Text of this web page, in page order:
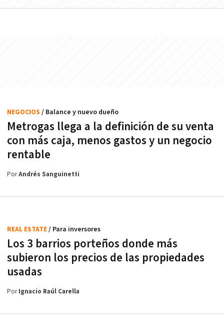
Metrogas llega a la definición de su venta
con más caja, menos gastos y un negocio
rentable
NEGOCIOS / Balance y nuevo dueño
PorAndrés Sanguinetti
Los 3 barrios porteños donde más
subieron los precios de las propiedades
usadas
REAL ESTATE/ Para inversores
PorIgnacio Raúl Carella